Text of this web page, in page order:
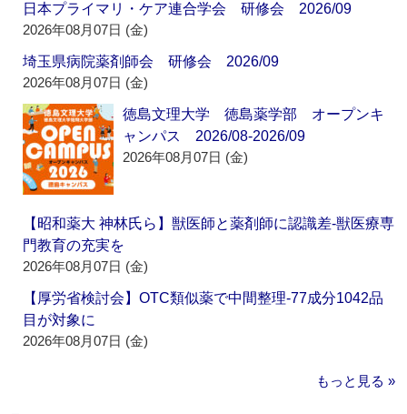
日本プライマリ・ケア連合学会 研修会 2026/09
2026年08月07日 (金)
埼玉県病院薬剤師会 研修会 2026/09
2026年08月07日 (金)
徳島文理大学 徳島薬学部 オープンキ
ャンパス 2026/08-2026/09
2026年08月07日 (金)
【昭和薬大 神林氏ら】獣医師と薬剤師に認識差‐獣医療専
門教育の充実を
2026年08月07日 (金)
【厚労省検討会】OTC類似薬で中間整理‐77成分1042品
目が対象に
2026年08月07日 (金)
もっと見る »